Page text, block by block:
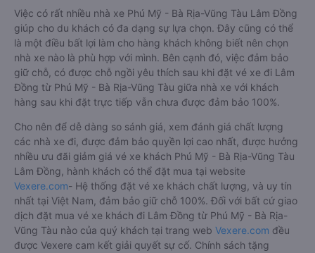
Việc có rất nhiều nhà xe Phú Mỹ - Bà Rịa-Vũng Tàu Lâm Đồng
giúp cho du khách có đa dạng sự lựa chọn. Đây cũng có thể
là một điều bất lợi làm cho hàng khách không biết nên chọn
nhà xe nào là phù hợp với mình. Bên cạnh đó, việc đảm bảo
giữ chỗ, có được chỗ ngồi yêu thích sau khi đặt vé xe đi Lâm
Đồng từ Phú Mỹ - Bà Rịa-Vũng Tàu giữa nhà xe với khách
hàng sau khi đặt trực tiếp vẫn chưa được đảm bảo 100%.
Cho nên để dễ dàng so sánh giá, xem đánh giá chất lượng
các nhà xe đi, được đảm bảo quyền lợi cao nhất, được hưởng
nhiều ưu đãi giảm giá vé xe khách Phú Mỹ - Bà Rịa-Vũng Tàu
Lâm Đồng, hành khách có thể đặt mua tại website
Vexere.com- Hệ thống đặt vé xe khách chất lượng, và uy tín
nhất tại Việt Nam, đảm bảo giữ chỗ 100%. Đối với bất cứ giao
dịch đặt mua vé xe khách đi Lâm Đồng từ Phú Mỹ - Bà Rịa-
Vũng Tàu nào của quý khách tại trang web Vexere.com đều
được Vexere cam kết giải quyết sự cố. Chính sách tặng